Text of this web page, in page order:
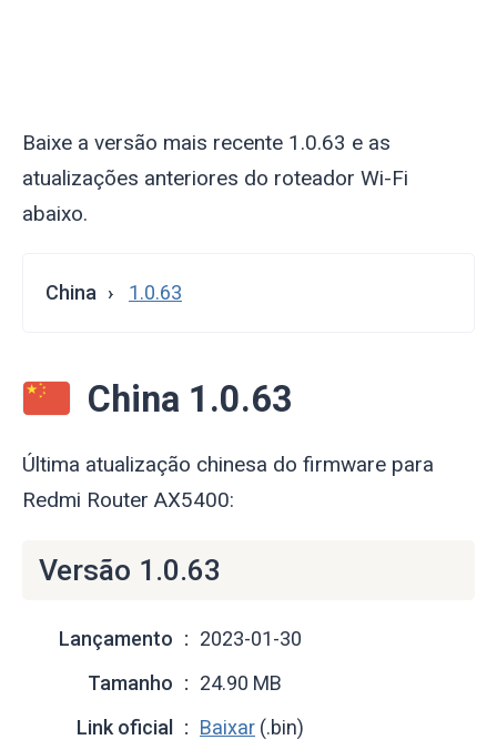
Baixe a versão mais recente 1.0.63 e as
atualizações anteriores do roteador Wi-Fi
abaixo.
China 1.0.63
China 1.0.63
Última atualização chinesa do firmware para
Redmi Router AX5400:
Versão 1.0.63
Lançamento
2023-01-30
Tamanho
24.90 MB
Link oficial
Baixar (.bin)